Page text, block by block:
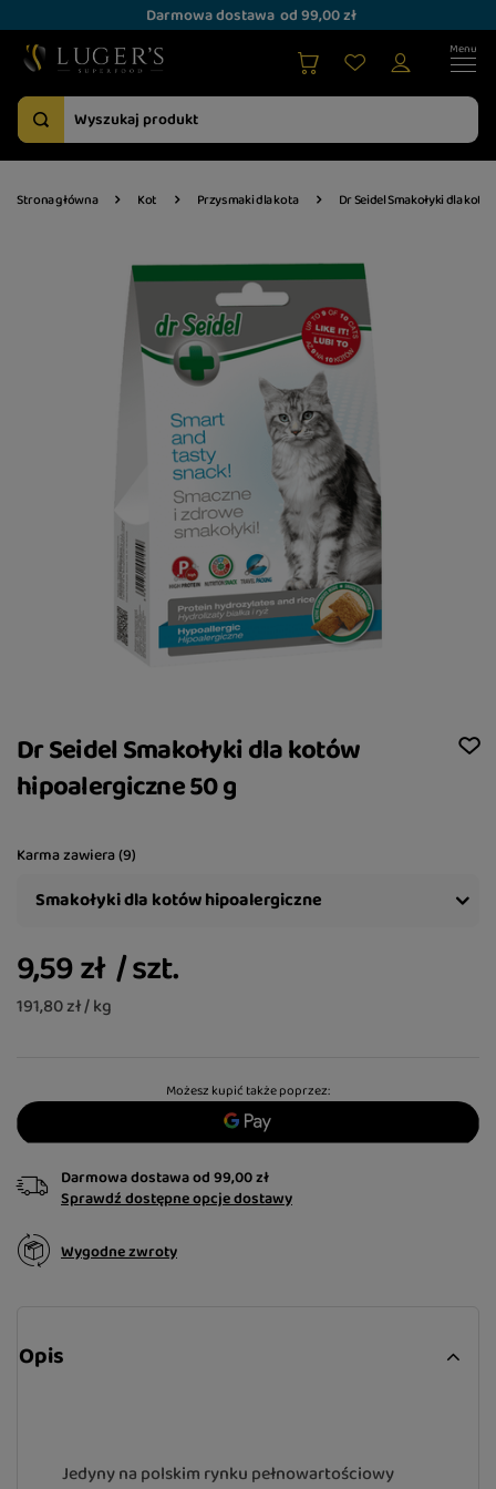
Darmowa dostawa od 99,00 zł
Strona główna Kot Przysmaki dla kota Dr Seidel Smakołyki dla kota
Dr Seidel Smakołyki dla kotów
hipoalergiczne 50 g
Karma zawiera (9)
Smakołyki dla kotów hipoalergiczne
9,59 zł /szt.
191,80 zł / kg
Możesz kupić także poprzez:
Darmowa dostawaod99,00 zł
Sprawdź dostępne opcje dostawy
Wygodne zwroty
Opis
Jedyny na polskim rynku pełnowartościowy